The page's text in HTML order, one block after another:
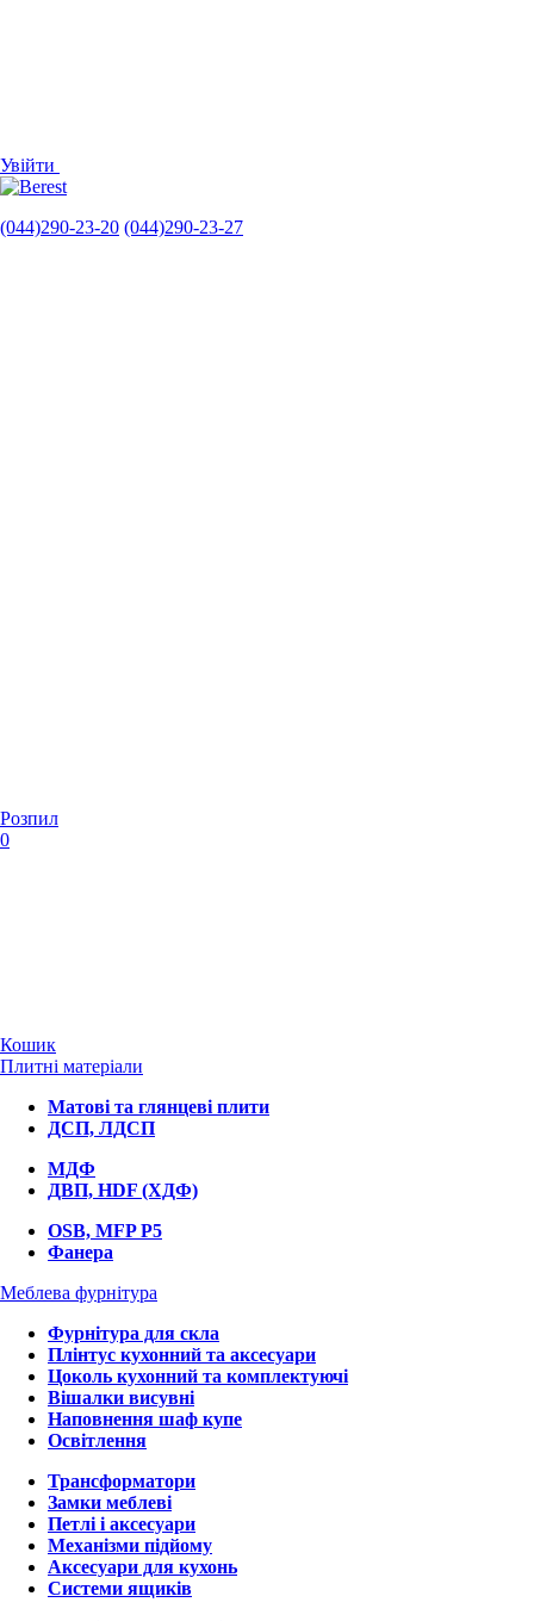
Увійти
(044)290-23-20 (044)290-23-27
Розпил
0
Кошик
Плитні матеріали
Матові та глянцеві плити
ДСП, ЛДСП
МДФ
ДВП, HDF (ХДФ)
OSB, MFP P5
Фанера
Меблева фурнітура
Фурнітура для скла
Плінтус кухонний та аксесуари
Цоколь кухонний та комплектуючі
Вішалки висувні
Наповнення шаф купе
Освітлення
Трансформатори
Замки меблеві
Петлі і аксесуари
Механізми підйому
Аксесуари для кухонь
Системи ящиків